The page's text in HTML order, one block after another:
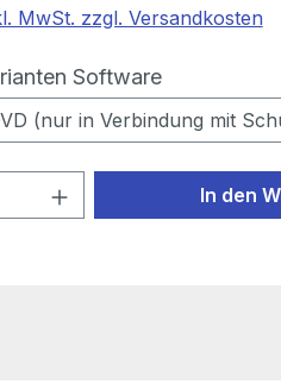
MwSt. zzgl. Versandkosten
Softwareauswählen
Anzahl: Gib denIn den